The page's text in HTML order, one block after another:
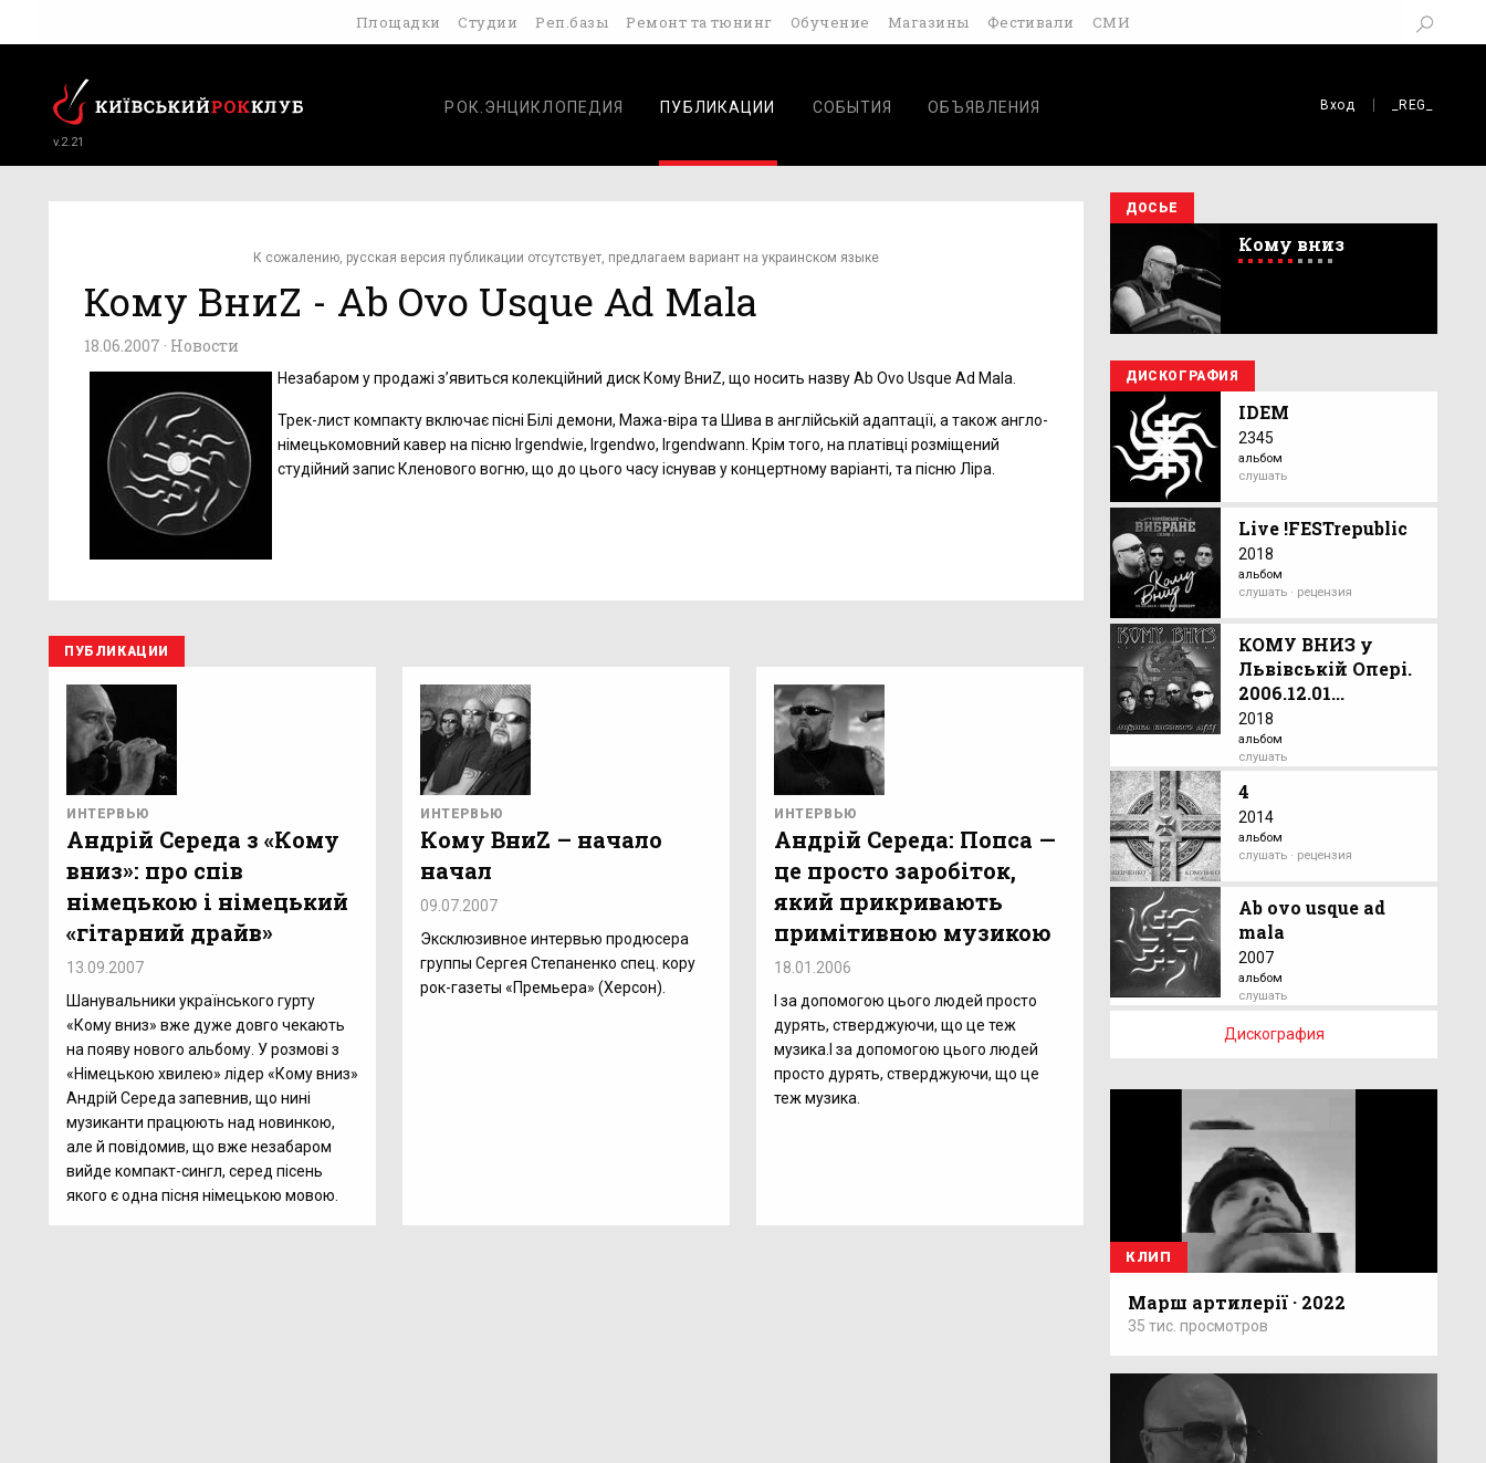
Площадки Студии Реп.базы Ремонт та тюнинг Обучение Магазины Фестивали СМИ
v.2.21
РОК.ЭНЦИКЛОПЕДИЯ ПУБЛИКАЦИИ СОБЫТИЯ ОБЪЯВЛЕНИЯ Вход _REG_
К сожалению, русская версия публикации отсутствует, предлагаем вариант на украинском языке
Кому ВниZ - Ab Ovo Usque Ad Mala
18.06.2007 · Новости
Незабаром у продажі з’явиться колекційний диск Кому ВниZ, що носить назву Ab Ovo Usque Ad Mala.
Трек-лист компакту включає пісні Білі демони, Мажа-віра та Шива в англійській адаптації, а також англо-
німецькомовний кавер на пісню Irgendwie, Irgendwo, Irgendwann. Крім того, на платівці розміщений
студійний запис Кленового вогню, що до цього часу існував у концертному варіанті, та пісню Ліра.
ПУБЛИКАЦИИ
ИНТЕРВЬЮ
Андрій Середа з «Кому
вниз»: про спів
німецькою і німецький
«гітарний драйв»
13.09.2007
Шанувальники українського гурту
«Кому вниз» вже дуже довго чекають
на появу нового альбому. У розмові з
«Німецькою хвилею» лідер «Кому вниз»
Андрій Середа запевнив, що нині
музиканти працюють над новинкою,
але й повідомив, що вже незабаром
вийде компакт-сингл, серед пісень
якого є одна пісня німецькою мовою.
ИНТЕРВЬЮ
Кому ВниZ – начало
начал
09.07.2007
Эксклюзивное интервью продюсера
группы Сергея Степаненко спец. кору
рок-газеты «Премьера» (Херсон).
ИНТЕРВЬЮ
Андрій Середа: Попса —
це просто заробіток,
який прикривають
примітивною музикою
18.01.2006
І за допомогою цього людей просто
дурять, стверджуючи, що це теж
музика.І за допомогою цього людей
просто дурять, стверджуючи, що це
теж музика.
ДОСЬЕ
Кому вниз
ДИСКОГРАФИЯ
IDEM
2345
альбом
слушать
Live !FESTrepublic
2018
альбом
слушать · рецензия
КОМУ ВНИЗ у
Львівській Опері.
2006.12.01...
2018
альбом
слушать
4
2014
альбом
слушать · рецензия
Ab ovo usque ad
mala
2007
альбом
слушать
Дискография
КЛИП
Марш артилерії · 2022
35 тис. просмотров